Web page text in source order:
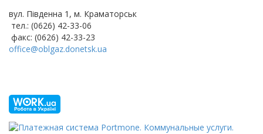
вул. Південна 1, м. Краматорськ
тел.: (0626) 42-33-06
факс: (0626) 42-33-23
office@oblgaz.donetsk.ua